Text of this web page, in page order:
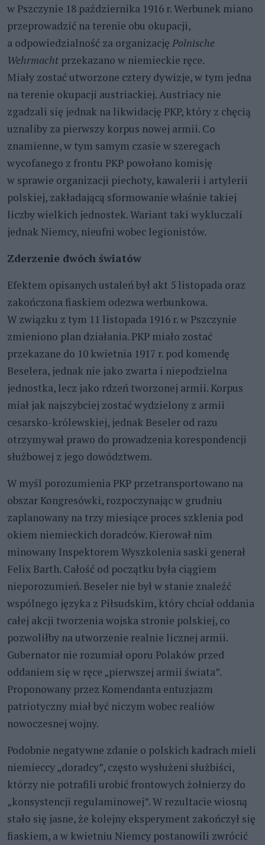
w Pszczynie 18 października 1916 r. Werbunek miano
przeprowadzić na terenie obu okupacji,
a odpowiedzialność za organizację Polnische
Wehrmacht przekazano w niemieckie ręce.
Miały zostać utworzone cztery dywizje, w tym jedna
na terenie okupacji austriackiej. Austriacy nie
zgadzali się jednak na likwidację PKP, który z chęcią
uznaliby za pierwszy korpus nowej armii. Co
znamienne, w tym samym czasie w szeregach
wycofanego z frontu PKP powołano komisję
w sprawie organizacji piechoty, kawalerii i artylerii
polskiej, zakładającą sformowanie właśnie takiej
liczby wielkich jednostek. Wariant taki wykluczali
jednak Niemcy, nieufni wobec legionistów.
Zderzenie dwóch światów
Efektem opisanych ustaleń był akt 5 listopada oraz
zakończona fiaskiem odezwa werbunkowa.
W związku z tym 11 listopada 1916 r. w Pszczynie
zmieniono plan działania. PKP miało zostać
przekazane do 10 kwietnia 1917 r. pod komendę
Beselera, jednak nie jako zwarta i niepodzielna
jednostka, lecz jako rdzeń tworzonej armii. Korpus
miał jak najszybciej zostać wydzielony z armii
cesarsko-królewskiej, jednak Beseler od razu
otrzymywał prawo do prowadzenia korespondencji
służbowej z jego dowództwem.
W myśl porozumienia PKP przetransportowano na
obszar Kongresówki, rozpoczynając w grudniu
zaplanowany na trzy miesiące proces szklenia pod
okiem niemieckich doradców. Kierował nim
minowany Inspektorem Wyszkolenia saski generał
Felix Barth. Całość od początku była ciągiem
nieporozumień. Beseler nie był w stanie znaleźć
wspólnego języka z Piłsudskim, który chciał oddania
całej akcji tworzenia wojska stronie polskiej, co
pozwoliłby na utworzenie realnie licznej armii.
Gubernator nie rozumiał oporu Polaków przed
oddaniem się w ręce „pierwszej armii świata”.
Proponowany przez Komendanta entuzjazm
patriotyczny miał być niczym wobec realiów
nowoczesnej wojny.
Podobnie negatywne zdanie o polskich kadrach mieli
niemieccy „doradcy”, często wysłużeni służbiści,
którzy nie potrafili urobić frontowych żołnierzy do
„konsystencji regulaminowej”. W rezultacie wiosną
stało się jasne, że kolejny eksperyment zakończył się
fiaskiem, a w kwietniu Niemcy postanowili zwrócić